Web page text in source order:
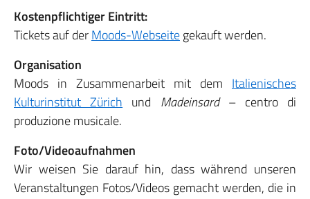
Kostenpflichtiger Eintritt:
Tickets auf derMoods-Webseitegekauft werden.
Organisation
Moods in Zusammenarbeit mit dem Italienisches
Kulturinstitut Zürich und Madeinsard – centro di
produzione musicale.
Foto/Videoaufnahmen
Wir weisen Sie darauf hin, dass während unseren
Veranstaltungen Fotos/Videos gemacht werden, die in